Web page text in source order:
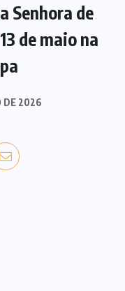
Senhora de
de maio na
DE 2026